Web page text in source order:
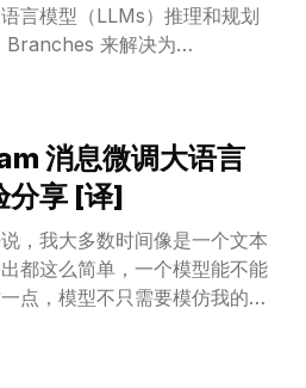
言模型（LLMs）推理和规划
Branches 来解决为
代码的挑战。
消息微调大语言
分享 [译]
，我大多数时间像是一个文本
都这么简单，一个模型能不能
点，模型不只需要模仿我的写
了解。而我的 Telegram 使